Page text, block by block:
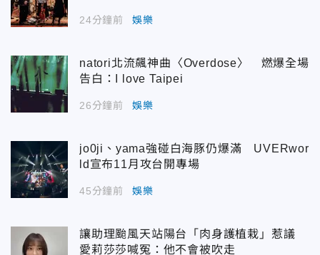
24分鐘前 娛樂
natori北流飆神曲〈Overdose〉 燃爆全場
告白：I love Taipei
26分鐘前 娛樂
jo0ji、yama強碰白海豚仍爆滿 UVERwor
ld宣布11月攻台開專場
45分鐘前 娛樂
讓助理颱風天站陽台「肉身護植栽」惹議
愛莉莎莎喊冤：他不會被吹走